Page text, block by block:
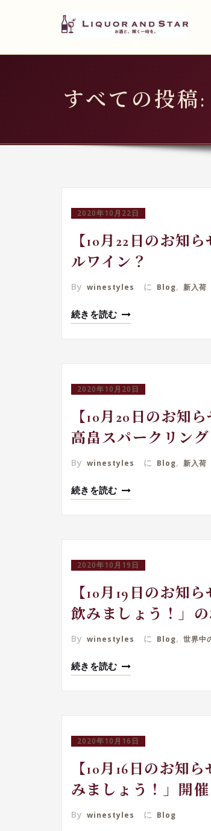
LIQUOR AND
世界のリカーショップ
すべての投稿
2020年10月22日
【10月22日のお知
ルワイン？
By winestyles に Blog, 新入荷
続きを読む
2020年10月20日
【10月20日のお知
高畠スパークリング
By winestyles に Blog, 新入荷
続きを読む
2020年10月19日
【10月19日のお知
飲みましょう！」
By winestyles に Blog, 世界中
続きを読む
2020年10月16日
【10月16日のお知
みましょう！」開催
By winestyles に Blog